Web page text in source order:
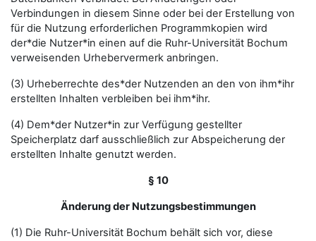
Verbindungen in diesem Sinne oder bei der Erstellung von
für die Nutzung erforderlichen Programmkopien wird
der*die Nutzer*in einen auf die Ruhr-Universität Bochum
verweisenden Urhebervermerk anbringen.
(3) Urheberrechte des*der Nutzenden an den von ihm*ihr
erstellten Inhalten verbleiben bei ihm*ihr.
(4) Dem*der Nutzer*in zur Verfügung gestellter
Speicherplatz darf ausschließlich zur Abspeicherung der
erstellten Inhalte genutzt werden.
§ 10
Änderung der Nutzungsbestimmungen
(1) Die Ruhr-Universität Bochum behält sich vor, diese